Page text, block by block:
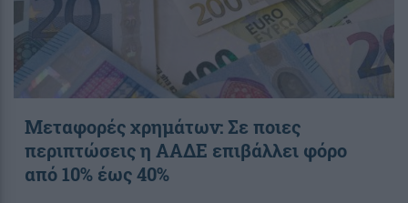
Μεταφορές χρημάτων: Σε ποιες
περιπτώσεις η ΑΑΔΕ επιβάλλει φόρο
από 10% έως 40%